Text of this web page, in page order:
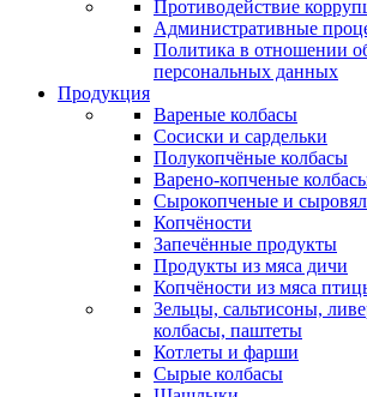
Противодействие
Административные
Политика в отношении
персональных данных
Продукция
Вареные колбасы
Сосиски и сардельки
Полукопчёные колбасы
Варено-копченые
Сырокопченые и
Копчёности
Запечённые продукты
Продукты из мяса дичи
Копчёности из мяса
Зельцы, сальтисоны,
колбасы, паштеты
Котлеты и фарши
Сырые колбасы